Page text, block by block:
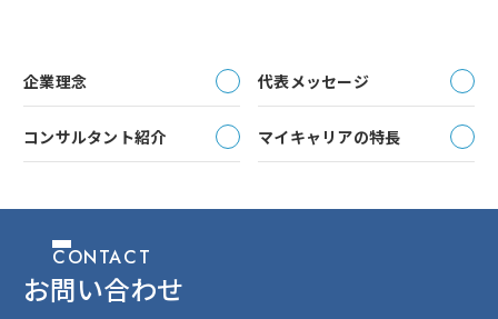
企業理念 代表メッセージ
コンサルタント紹介 マイキャリアの特長
CONTACT
お問い合わせ